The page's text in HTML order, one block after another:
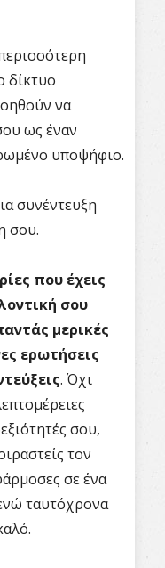
δίκτυο
να
ως έναν
υποψήφιο.
συνέντευξη
σου.
που έχεις
σου
μερικές
ερωτήσεις
. Όχι
σου,
τον
σε ένα
ταυτόχρονα